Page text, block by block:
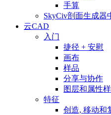
手算
SkyCiv剖面生成器
云CAD
入门
捷径 + 安慰
画布
样品
分享与协作
图层和属性
特征
创造, 移动和